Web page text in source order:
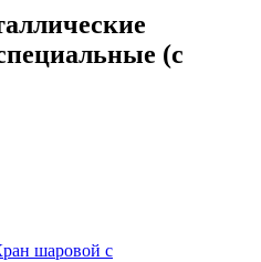
(с
шаровой с